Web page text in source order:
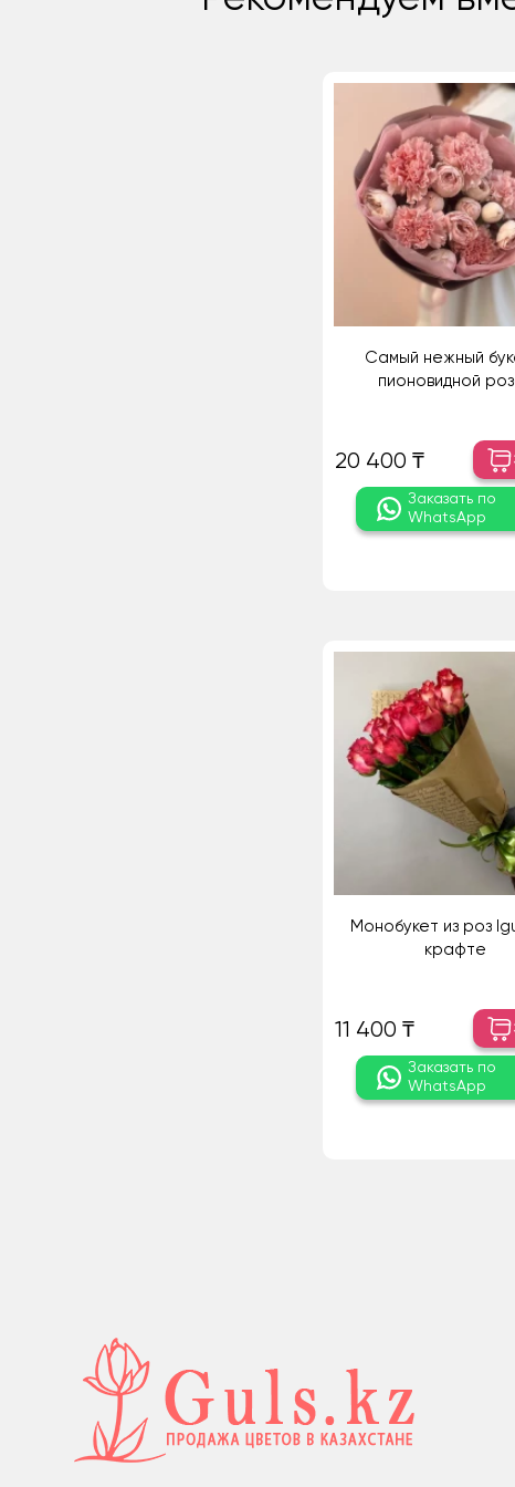
Самый нежный
пионовидной
20 400 ₸
Заказать по
WhatsApp
Монобукет из роз
крафте
11 400 ₸
Заказать по
WhatsApp